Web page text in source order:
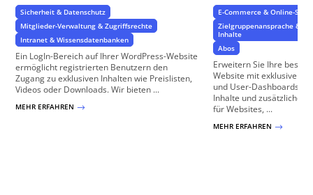
Sicherheit & Datenschutz
Mitglieder-Verwaltung & Zugriffsrechte
Intranet & Wissensdatenbanken
Ein LogIn-Bereich auf Ihrer WordPress-Website
ermöglicht registrierten Benutzern den
Zugang zu exklusiven Inhalten wie Preislisten,
Videos oder Downloads. Wir bieten ...
MEHR ERFAHREN $
E-Commerce & Online-
Zielgruppenansprache &
Inhalte
Abos
Erweitern Sie Ihre
Website mit exklusiven
und User-Dashboards,
Inhalte und zusätzliche
für Websites, ...
MEHR ERFAHREN $